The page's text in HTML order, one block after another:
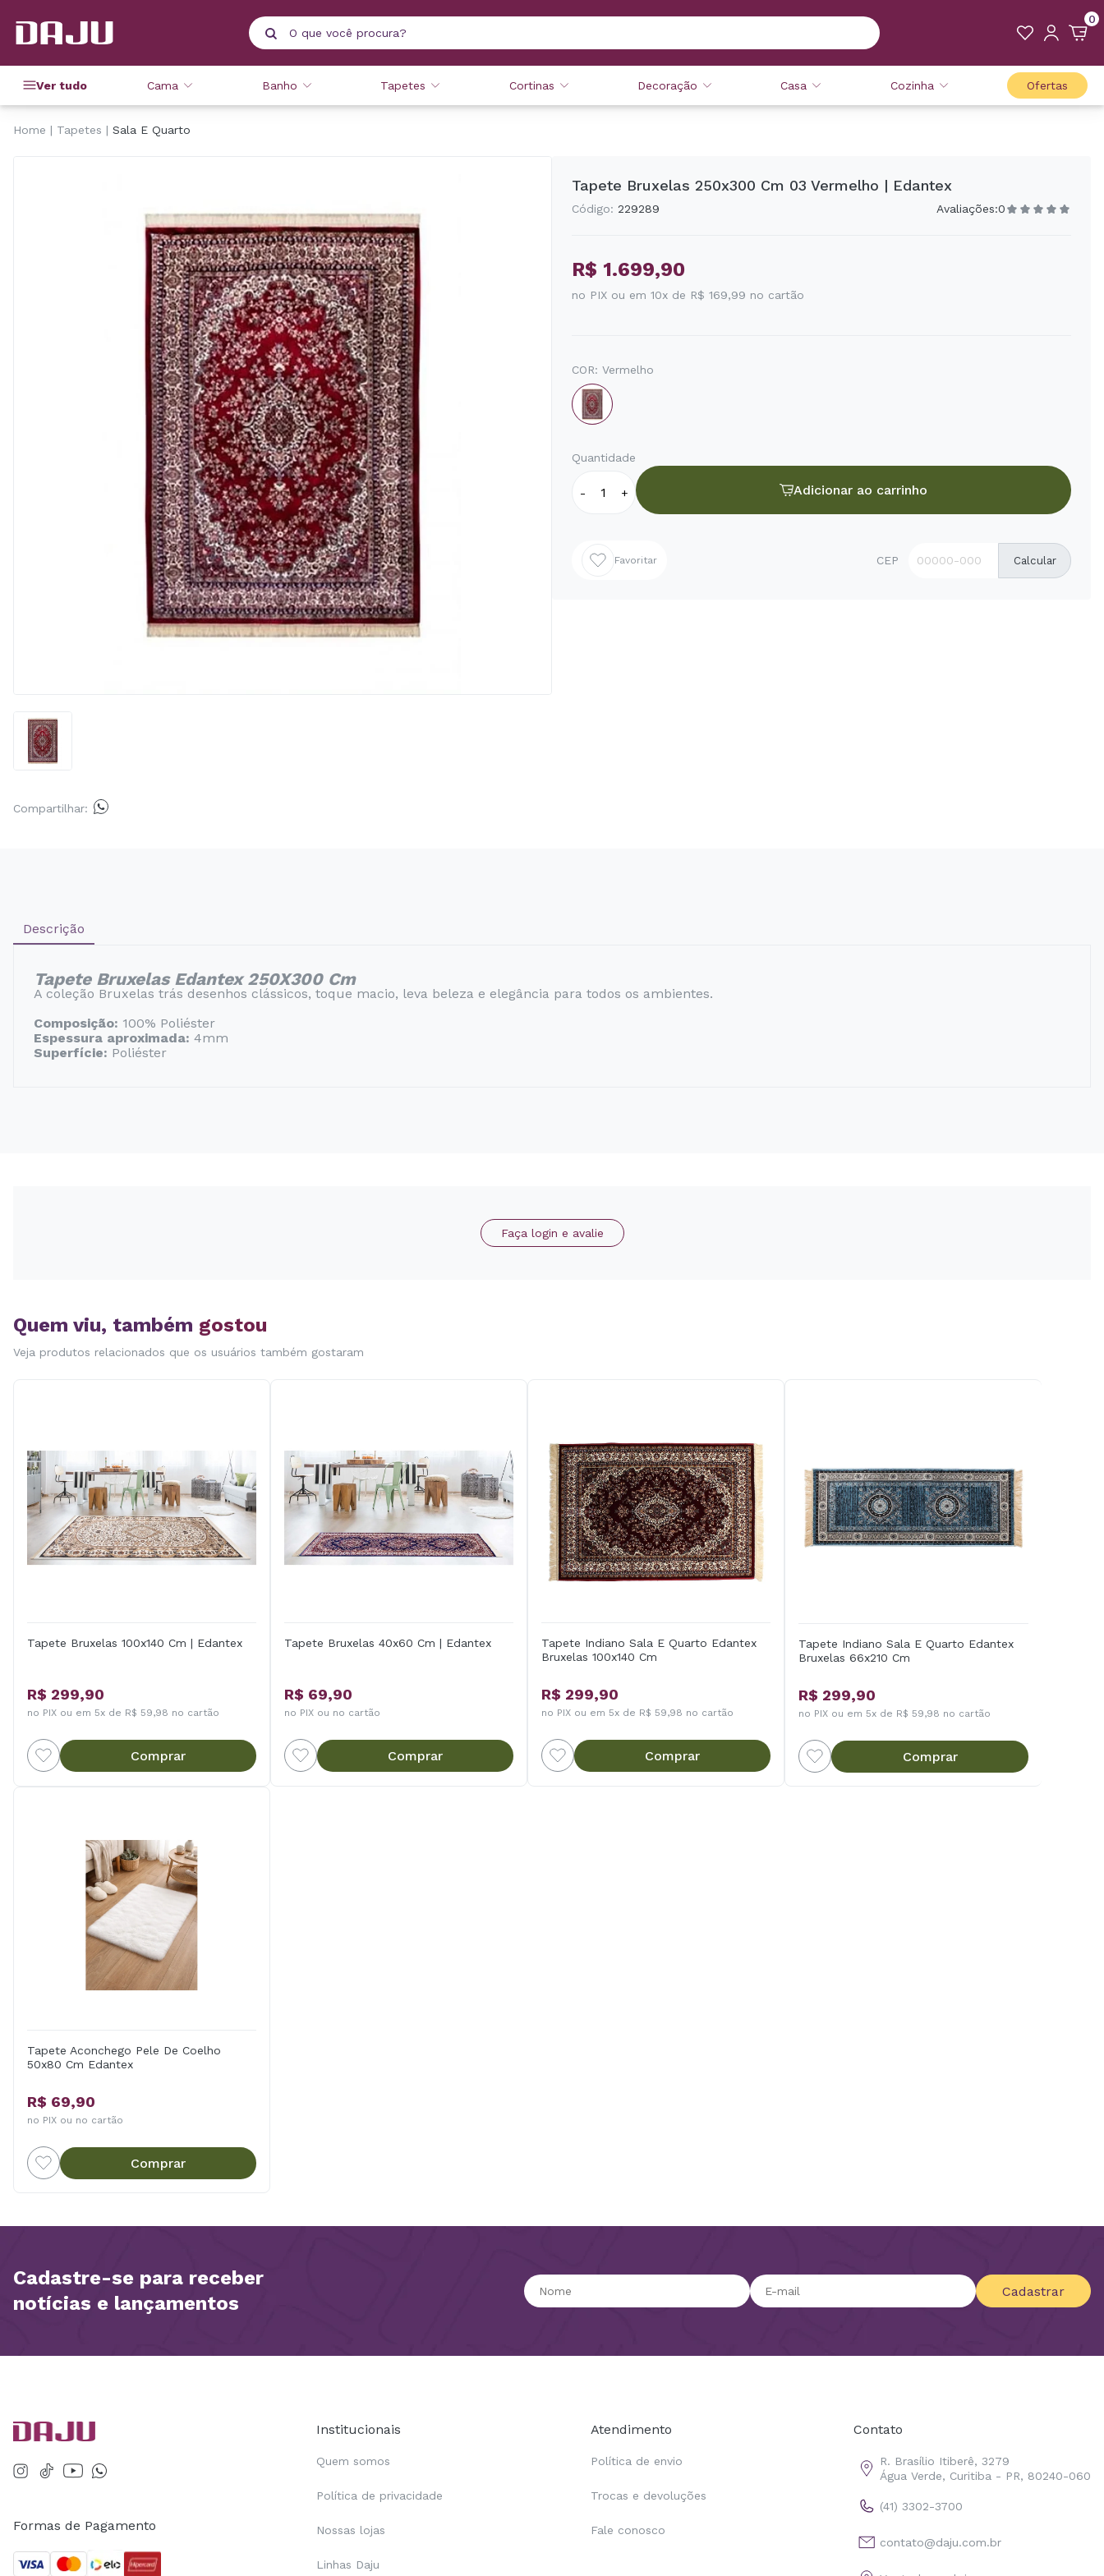
0
Ver tudo Cama Banho Tapetes Cortinas Decoração Casa Cozinha Ofertas
Home Tapetes Sala E Quarto
Compartilhar:
Tapete Bruxelas 250x300 Cm 03 Vermelho | Edantex
Código: 229289 Avaliações:0
R$ 1.699,90
no PIX ou em 10x de R$ 169,99 no cartão
COR: Vermelho
Quantidade
- + Adicionar ao carrinho
Favoritar CEP Calcular
Descrição
Tapete Bruxelas Edantex 250X300 Cm
A coleção Bruxelas trás desenhos clássicos, toque macio, leva beleza e elegância para todos os ambientes.
Composição: 100% Poliéster
Espessura aproximada: 4mm
Superfície: Poliéster
Faça login e avalie
Quem viu, também gostou
Veja produtos relacionados que os usuários também gostaram
Tapete Bruxelas 100x140 Cm | Edantex
R$ 299,90
no PIX ou em 5x de R$ 59,98 no cartão
Comprar
Tapete Bruxelas 40x60 Cm | Edantex
R$ 69,90
no PIX ou no cartão
Comprar
Tapete Indiano Sala E Quarto Edantex
Bruxelas 100x140 Cm
R$ 299,90
no PIX ou em 5x de R$ 59,98 no cartão
Comprar
Tapete Indiano Sala E Quarto Edantex
Bruxelas 66x210 Cm
R$ 299,90
no PIX ou em 5x de R$ 59,98 no cartão
Comprar
Tapete Aconchego Pele De Coelho
50x80 Cm Edantex
R$ 69,90
no PIX ou no cartão
Comprar
Cadastre-se para receber
notícias e lançamentos
Cadastrar
Formas de Pagamento
Institucionais
Quem somos
Política de privacidade
Nossas lojas
Linhas Daju
Atendimento
Política de envio
Trocas e devoluções
Fale conosco
Contato
R. Brasílio Itiberê, 3279
Água Verde, Curitiba - PR, 80240-060
(41) 3302-3700
contato@daju.com.br